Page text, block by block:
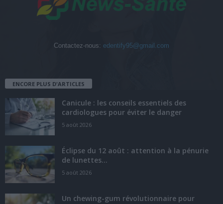
Contactez-nous: edentify95@gmail.com
ENCORE PLUS D'ARTICLES
Canicule : les conseils essentiels des
cardiologues pour éviter le danger
5 août 2026
Éclipse du 12 août : attention à la pénurie
de lunettes...
5 août 2026
Un chewing-gum révolutionnaire pour